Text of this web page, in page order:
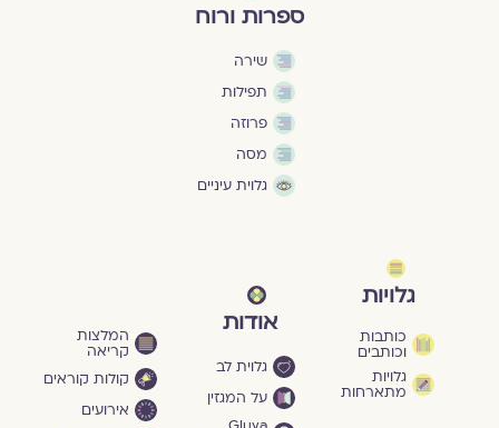
ספרות ורוח
שירה
תפילות
פרוזה
מסה
גלוית עיניים
גלויות
כותבות
וכותבים
גלויות
מתארחות
אודות
גלוית לב
על המגזין
המלצות
קריאה
קולות קוראים
אירועים